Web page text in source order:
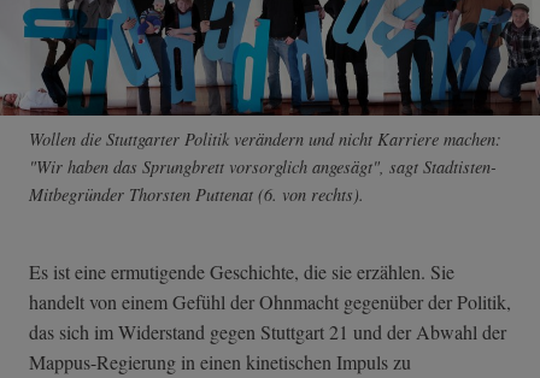
Wollen die Stuttgarter Politik verändern und nicht Karriere machen:
"Wir haben das Sprungbrett vorsorglich angesägt", sagt Stadtisten-
Mitbegründer Thorsten Puttenat (6. von rechts).
Es ist eine ermutigende Geschichte, die sie erzählen. Sie
handelt von einem Gefühl der Ohnmacht gegenüber der Politik,
das sich im Widerstand gegen Stuttgart 21 und der Abwahl der
Mappus-Regierung in einen kinetischen Impuls zu